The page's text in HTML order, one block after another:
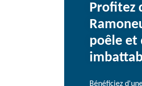
Profitez
poêle et
Bénéficiez